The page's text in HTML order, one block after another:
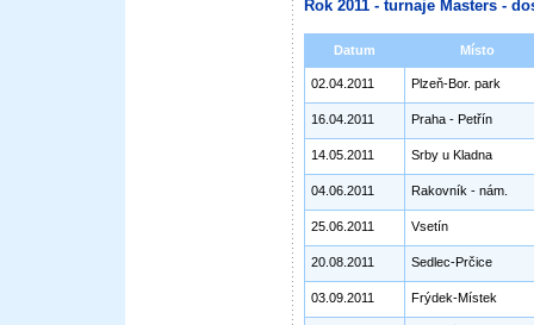
Rok 2011 - turnaje Masters -
Datum Místo
02.04.2011 Plzeň-Bor. park
16.04.2011 Praha - Petřín
14.05.2011 Srby u Kladna
04.06.2011 Rakovník - nám.
25.06.2011 Vsetín
20.08.2011 Sedlec-Prčice
03.09.2011 Frýdek-Místek